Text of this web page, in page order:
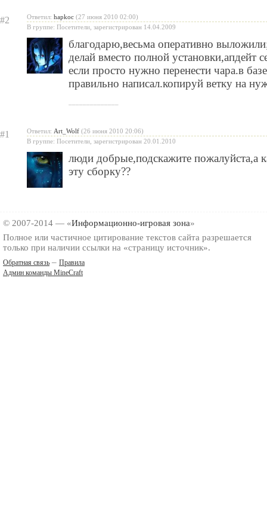
#2 Ответил: hapkoc (27 июня 2010 02:00)
В группе: Посетители, зарегистрирован 14.04.2009
благодарю,весьма оперативно
делай вместо полной установки,апдейт
если просто нужно перенести чара.в
правильно написал.копируй ветку на
#1 Ответил: Art_Wolf (26 июня 2010 20:06)
В группе: Посетители, зарегистрирован 20.01.2010
люди добрые,подскажите пожалуйста,а
эту сборку??
© 2007-2014 — «Информационно-игровая зона»
Полное или частичное цитирование текстов сайта разрешается
только при наличии ссылки на «страницу источник».
Обратная связь – Правила
Админ команды MineCraft